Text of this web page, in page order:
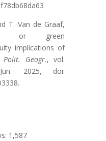
Van de Graaf,
or green
implications of
Polit. Geogr., vol.
2025, doi:
1,587